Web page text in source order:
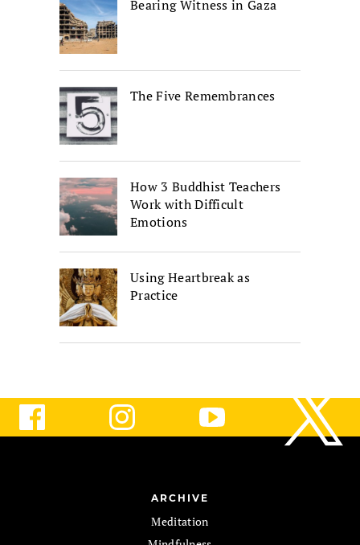
Bearing Witness in Gaza
The Five Remembrances
How 3 Buddhist Teachers
Work with Difficult
Emotions
Using Heartbreak as
Practice
ARCHIVE
Meditation